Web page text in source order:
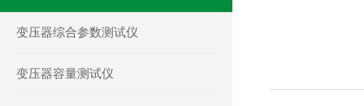
变压器综合参数测试仪
变压器容量测试仪